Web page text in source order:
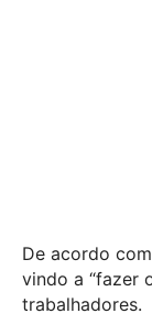
De acordo
vindo a “fazer
trabalhadores.